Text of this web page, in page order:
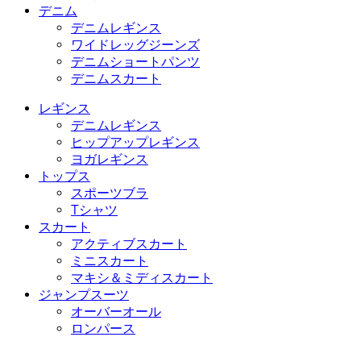
デニム
デニムレギンス
ワイドレッグジーンズ
デニムショートパンツ
デニムスカート
レギンス
デニムレギンス
ヒップアップレギンス
ヨガレギンス
トップス
スポーツブラ
Tシャツ
スカート
アクティブスカート
ミニスカート
マキシ＆ミディスカート
ジャンプスーツ
オーバーオール
ロンパース